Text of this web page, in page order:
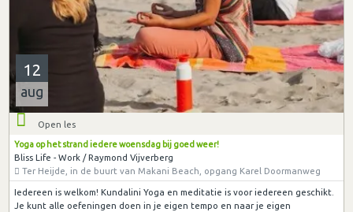
12
aug
Open les
Yoga op het strand iedere woensdag bij goed weer!
Bliss Life - Work / Raymond Vijverberg
Ter Heijde, in de buurt van Makani Beach, opgang Karel Doormanweg
Iedereen is welkom! Kundalini Yoga en meditatie is voor iedereen geschikt.
Je kunt alle oefeningen doen in je eigen tempo en naar je eigen